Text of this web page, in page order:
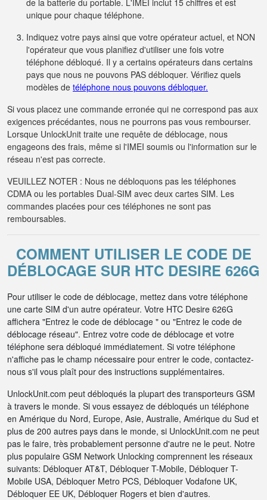
de la batterie du portable. L'IMEI inclut 15 chiffres et est
unique pour chaque téléphone.
Indiquez votre pays ainsi que votre opérateur actuel, et NON
l'opérateur que vous planifiez d'utiliser une fois votre
téléphone débloqué. Il y a certains opérateurs dans certains
pays que nous ne pouvons PAS débloquer. Vérifiez quels
modèles de téléphone nous pouvons débloquer.
Si vous placez une commande erronée qui ne correspond pas aux
exigences précédantes, nous ne pourrons pas vous rembourser.
Lorsque UnlockUnit traite une requête de déblocage, nous
engageons des frais, même si l'IMEI soumis ou l'information sur le
réseau n'est pas correcte.
VEUILLEZ NOTER : Nous ne débloquons pas les téléphones
CDMA ou les portables Dual-SIM avec deux cartes SIM. Les
commandes placées pour ces téléphones ne sont pas
remboursables.
COMMENT UTILISER LE CODE DE
DÉBLOCAGE SUR HTC DESIRE 626G
Pour utiliser le code de déblocage, mettez dans votre téléphone
une carte SIM d'un autre opérateur. Votre HTC Desire 626G
affichera "Entrez le code de déblocage " ou "Entrez le code de
déblocage réseau". Entrez votre code de déblocage et votre
téléphone sera débloqué immédiatement. Si votre téléphone
n'affiche pas le champ nécessaire pour entrer le code, contactez-
nous s'il vous plaît pour des instructions supplémentaires.
UnlockUnit.com peut débloqués la plupart des transporteurs GSM
à travers le monde. Si vous essayez de débloqués un téléphone
en Amérique du Nord, Europe, Asie, Australie, Amérique du Sud et
plus de 200 autres pays dans le monde, si UnlockUnit.com ne peut
pas le faire, très probablement personne d'autre ne le peut. Notre
plus populaire GSM Network Unlocking comprennent les réseaux
suivants: Débloquer AT&T, Débloquer T-Mobile, Débloquer T-
Mobile USA, Débloquer Metro PCS, Débloquer Vodafone UK,
Débloquer EE UK, Débloquer Rogers et bien d'autres.